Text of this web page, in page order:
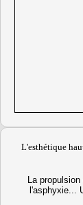
L'esthétique
La
l'asphyxie...